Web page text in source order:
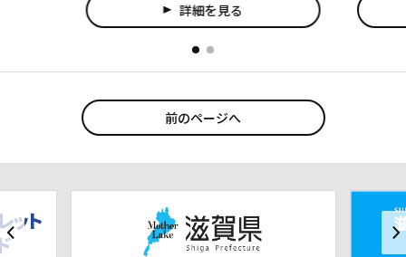
play_arrow 詳細を見る
前のページへ